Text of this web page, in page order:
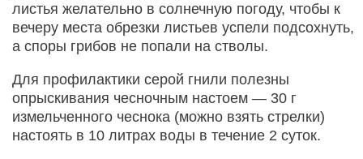
листья желательно в солнечную погоду, чтобы к
вечеру места обрезки листьев успели подсохнуть,
а споры грибов не попали на стволы.
Для профилактики серой гнили полезны
опрыскивания чесночным настоем — 30 г
измельченного чеснока (можно взять стрелки)
настоять в 10 литрах воды в течение 2 суток.